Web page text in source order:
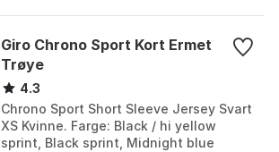
Giro Chrono Sport Kort Ermet
Trøye
4.3
Chrono Sport Short Sleeve Jersey Svart
XS Kvinne. Farge: Black / hi yellow
sprint, Black sprint, Midnight blue